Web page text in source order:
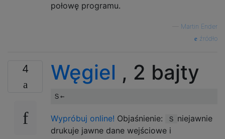
połowę programu.
Martin Ender
źródło
4 Węgiel , 2 bajty
Wypróbuj online! Objaśnienie: Ｓ niejawnie
drukuje jawne dane wejściowe i